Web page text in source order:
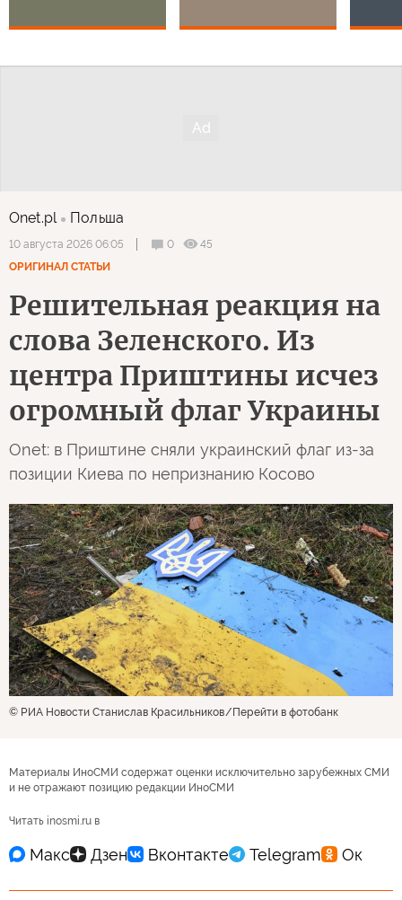
Onet.pl Польша
10 августа 2026 06:05 0
45
ОРИГИНАЛ СТАТЬИ
Решительная реакция на
слова Зеленского. Из
центра Приштины исчез
огромный флаг Украины
Onet: в Приштине сняли украинский флаг из-за
позиции Киева по непризнанию Косово
© РИА Новости Станислав Красильников Перейти в фотобанк
Материалы ИноСМИ содержат оценки исключительно зарубежных СМИ
и не отражают позицию редакции ИноСМИ
Читать inosmi.ru в